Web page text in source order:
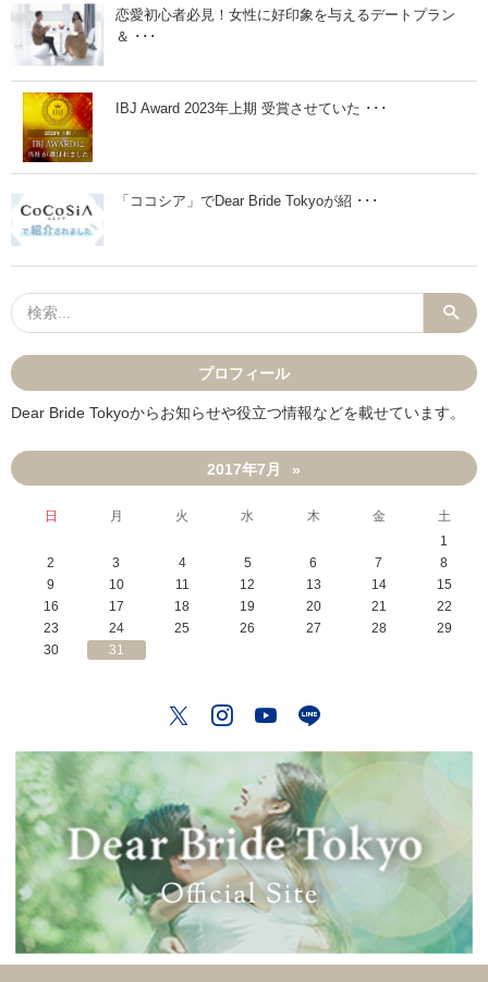
T
o
ロ
し
し
恋愛初心者必見！女性に好印象を与えるデートプラン
＆ ･･･
IBJ Award 2023年上期 受賞させていた ･･･
「ココシア」でDear Bride Tokyoが紹 ･･･
プロフィール
Dear Bride Tokyoからお知らせや役立つ情報などを載せています。
2017年7月 »
日 月 火 水 木 金
土
1
2
3 4 5 6 7
8
9
10 11 12 13 14
15
16
17 18 19 20 21
22
23
24 25 26 27 28
29
30
31
TwitterInstagram
YouTube